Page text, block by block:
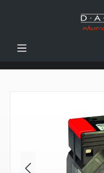
Zum Hauptinhalt springen
Bildergalerie